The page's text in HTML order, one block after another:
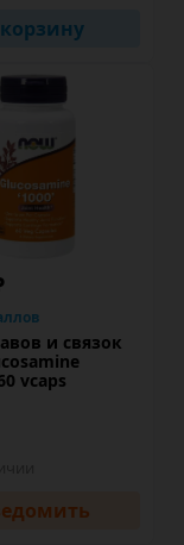
и связок
vcaps